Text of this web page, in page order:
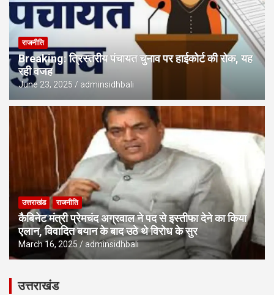
राजनीति
Breaking: त्रिस्तरीय पंचायत चुनाव पर हाईकोर्ट की रोक, यह
रही वजह
June 23, 2025 adminsidhbali
उत्तराखंड राजनीति
कैबिनेट मंत्री प्रेमचंद अग्रवाल ने पद से इस्तीफा देने का किया
एलान, विवादित बयान के बाद उठे थे विरोध के सुर
March 16, 2025 adminsidhbali
उत्तराखंड